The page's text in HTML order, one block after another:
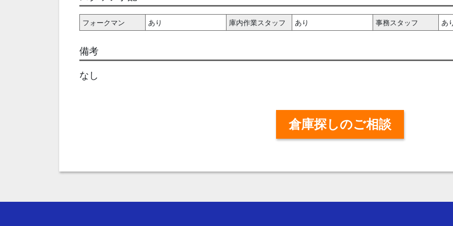
フォークマン あり 庫内作業スタッフ あり 事務スタッフ あ
備考
なし
倉庫探しのご相談